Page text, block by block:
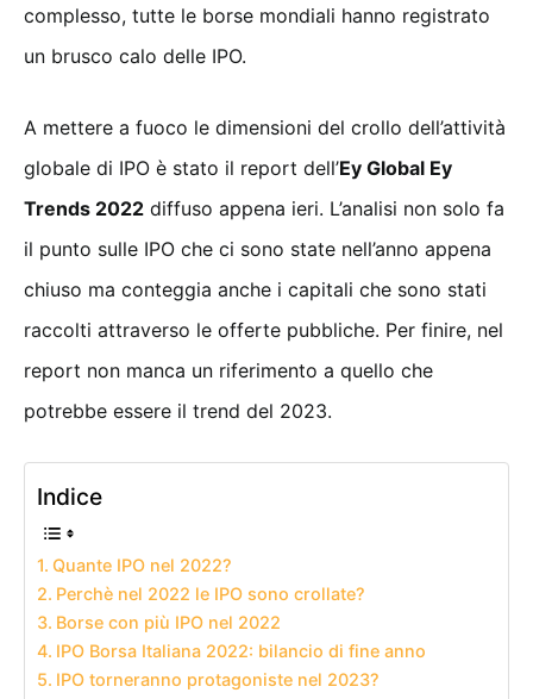
complesso, tutte le borse mondiali hanno registrato
un brusco calo delle IPO.
A mettere a fuoco le dimensioni del crollo dell’attività
globale di IPO è stato il report dell’Ey Global Ey
Trends 2022 diffuso appena ieri. L’analisi non solo fa
il punto sulle IPO che ci sono state nell’anno appena
chiuso ma conteggia anche i capitali che sono stati
raccolti attraverso le offerte pubbliche. Per finire, nel
report non manca un riferimento a quello che
potrebbe essere il trend del 2023.
Indice
Quante IPO nel 2022?
Perchè nel 2022 le IPO sono crollate?
Borse con più IPO nel 2022
IPO Borsa Italiana 2022: bilancio di fine anno
IPO torneranno protagoniste nel 2023?